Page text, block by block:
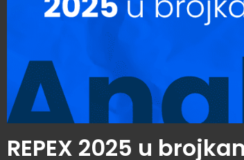
REPEX 2025 u